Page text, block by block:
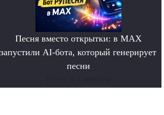
Песня вместо открытки: в MAX
запустили AI-бота, который генерирует
песни